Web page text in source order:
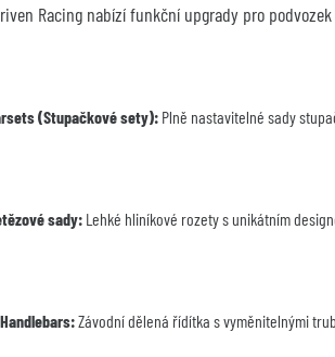
Racing nabízí funkční upgrady pro
(Stupačkové sety): Plně nastavitelné sady
sady: Lehké hliníkové rozety s unikátním
Závodní dělená řídítka s vyměnitelnými